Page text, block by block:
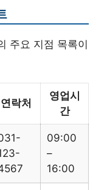
주요 지점 목록이
연락처
영업시
간
09:00
–
16:00